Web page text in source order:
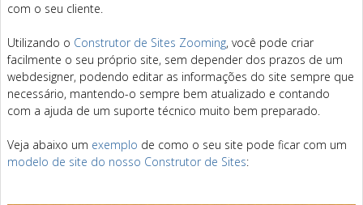
com o seu cliente.
Utilizando o Construtor de Sites Zooming, você pode criar
facilmente o seu próprio site, sem depender dos prazos de um
webdesigner, podendo editar as informações do site sempre que
necessário, mantendo-o sempre bem atualizado e contando
com a ajuda de um suporte técnico muito bem preparado.
Veja abaixo um exemplo de como o seu site pode ficar com um
modelo de site do nosso Construtor de Sites: